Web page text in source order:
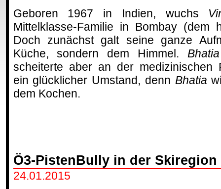
Geboren 1967 in Indien, wuchs
Mittelklasse-Familie in Bombay (dem
Doch zunächst galt seine ganze
Küche, sondern dem Himmel.
scheiterte aber an der medizinischen
ein glücklicher Umstand, denn Bhatia
dem Kochen.
Ö3-PistenBully in der Skiregion
24.01.2015